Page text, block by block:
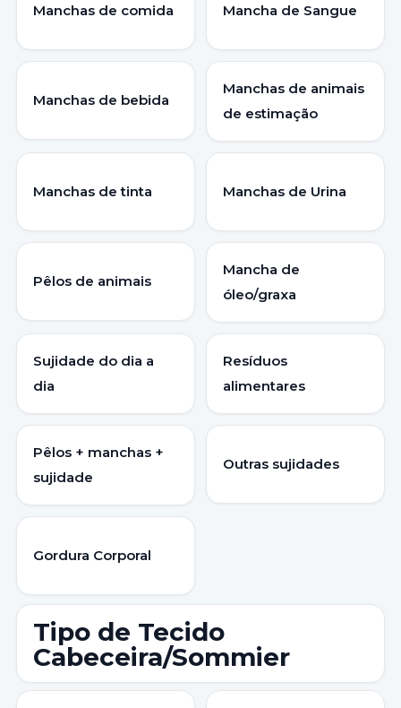
Manchas de comida Mancha de Sangue
Manchas de bebida
Manchas de animais
de estimação
Manchas de tinta Manchas de Urina
Pêlos de animais
Mancha de
óleo/graxa
Sujidade do dia a
dia
Resíduos
alimentares
Pêlos + manchas +
sujidade
Outras sujidades
Gordura Corporal
Tipo de Tecido
Cabeceira/Sommier